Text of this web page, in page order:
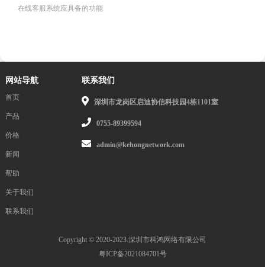
在线客服系统应具备的功能
网站导航
首页
产品
价格
新闻
帮助
关于我们
联系我们
联系我们
深圳市龙岗区启迪协信科技园4栋1101室
0755-89399594
admin@kehongnetwork.com
Copyright © 2020-2023.深圳市科鸿网络有限公司
粤ICP备2021084701号